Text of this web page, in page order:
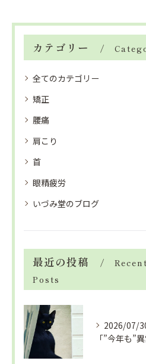
カテゴリー
全てのカテゴリー
矯正
腰痛
肩こり
首
眼精疲労
いづみ堂のブログ
最近の投稿
Recent
Posts
2026/07/